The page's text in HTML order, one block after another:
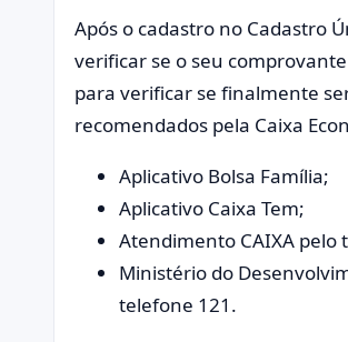
Após o cadastro no Cadastro
verificar se o seu
para verificar se finalmente
recomendados pela Caixa
Aplicativo Bolsa Família;
Aplicativo Caixa Tem;
Atendimento CAIXA pelo
Ministério do
telefone 121.